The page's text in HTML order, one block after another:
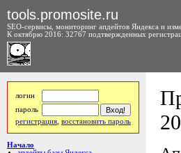
tools.promosite.ru
SEO-сервисы, мониторинг апдейтов Яндекса и
К октябрю 2016: 32767 подтвержденных
логин
пароль
регистрация восстановить пароль
Начало